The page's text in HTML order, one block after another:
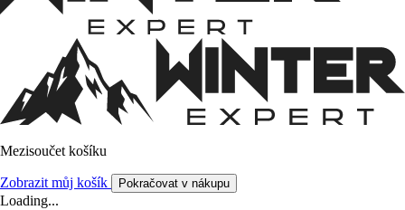
Mezisoučet košíku
Zobrazit můj košík Pokračovat v nákupu
Loading...